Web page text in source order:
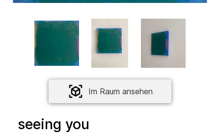
Im Raum ansehen
seeing you